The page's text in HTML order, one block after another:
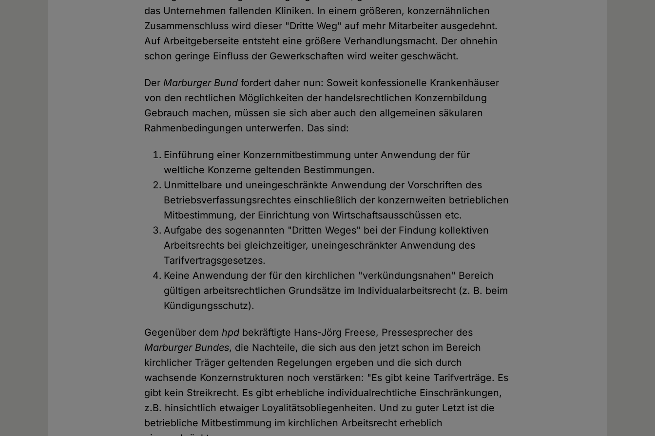
das Unternehmen fallenden Kliniken. In einem größeren, konzernähnlichen
Zusammenschluss wird dieser "Dritte Weg" auf mehr Mitarbeiter ausgedehnt.
Auf Arbeitgeberseite entsteht eine größere Verhandlungsmacht. Der ohnehin
schon geringe Einfluss der Gewerkschaften wird weiter geschwächt.
Der Marburger Bund fordert daher nun: Soweit konfessionelle Krankenhäuser
von den rechtlichen Möglichkeiten der handelsrechtlichen Konzernbildung
Gebrauch machen, müssen sie sich aber auch den allgemeinen säkularen
Rahmenbedingungen unterwerfen. Das sind:
Einführung einer Konzernmitbestimmung unter Anwendung der für
weltliche Konzerne geltenden Bestimmungen.
Unmittelbare und uneingeschränkte Anwendung der Vorschriften des
Betriebsverfassungsrechtes einschließlich der konzernweiten betrieblichen
Mitbestimmung, der Einrichtung von Wirtschaftsausschüssen etc.
Aufgabe des sogenannten "Dritten Weges" bei der Findung kollektiven
Arbeitsrechts bei gleichzeitiger, uneingeschränkter Anwendung des
Tarifvertragsgesetzes.
Keine Anwendung der für den kirchlichen "verkündungsnahen" Bereich
gültigen arbeitsrechtlichen Grundsätze im Individualarbeitsrecht (z. B. beim
Kündigungsschutz).
Gegenüber demhpd bekräftigte Hans-Jörg Freese, Pressesprecher des
Marburger Bundes, die Nachteile, die sich aus den jetzt schon im Bereich
kirchlicher Träger geltenden Regelungen ergeben und die sich durch
wachsende Konzernstrukturen noch verstärken: "Es gibt keine Tarifverträge. Es
gibt kein Streikrecht. Es gibt erhebliche individualrechtliche Einschränkungen,
z.B. hinsichtlich etwaiger Loyalitätsobliegenheiten. Und zu guter Letzt ist die
betriebliche Mitbestimmung im kirchlichen Arbeitsrecht erheblich